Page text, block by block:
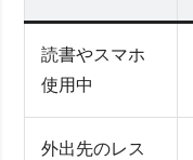
読書やスマホ
使用中
外出先のレス